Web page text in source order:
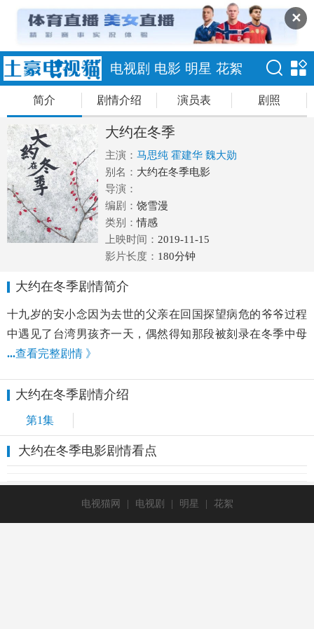
✕
电视剧 电影 明星 花絮
简介 剧情介绍 演员表 剧照
大约在冬季
主演： 马思纯 霍建华 魏大勋
别名： 大约在冬季电影
导演：
编剧： 饶雪漫
类别：情感
上映时间： 2019-11-15
影片长度： 180分钟
大约在冬季剧情简介
十九岁的安小念因为去世的父亲在回国探望病危的爷爷过程
中遇见了台湾男孩齐一天，偶然得知那段被刻录在冬季中母
...查看完整剧情 》
大约在冬季剧情介绍
第1集
大约在冬季电影剧情看点
电视猫网 | 电视剧 | 明星 | 花絮